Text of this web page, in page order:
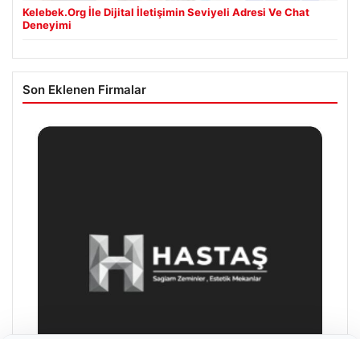
Kelebek.Org İle Dijital İletişimin Seviyeli Adresi Ve Chat
Deneyimi
Son Eklenen Firmalar